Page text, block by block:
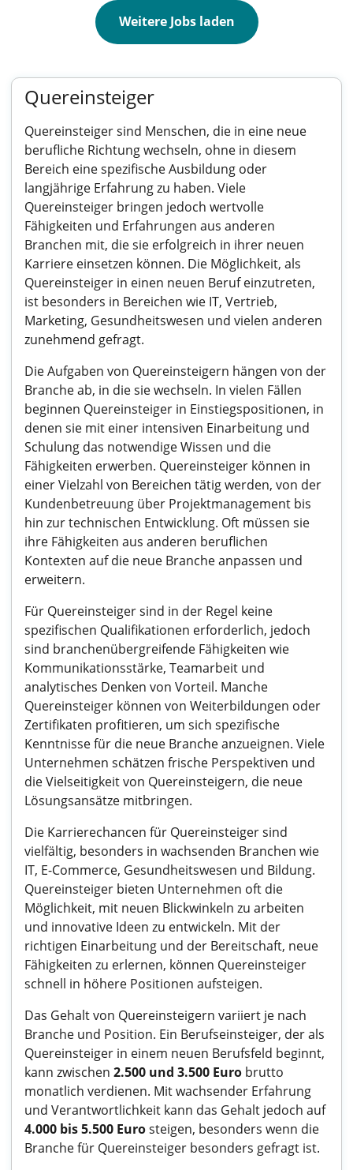
Weitere Jobs laden
Quereinsteiger
Quereinsteiger sind Menschen, die in eine neue
berufliche Richtung wechseln, ohne in diesem
Bereich eine spezifische Ausbildung oder
langjährige Erfahrung zu haben. Viele
Quereinsteiger bringen jedoch wertvolle
Fähigkeiten und Erfahrungen aus anderen
Branchen mit, die sie erfolgreich in ihrer neuen
Karriere einsetzen können. Die Möglichkeit, als
Quereinsteiger in einen neuen Beruf einzutreten,
ist besonders in Bereichen wie IT, Vertrieb,
Marketing, Gesundheitswesen und vielen anderen
zunehmend gefragt.
Die Aufgaben von Quereinsteigern hängen von der
Branche ab, in die sie wechseln. In vielen Fällen
beginnen Quereinsteiger in Einstiegspositionen, in
denen sie mit einer intensiven Einarbeitung und
Schulung das notwendige Wissen und die
Fähigkeiten erwerben. Quereinsteiger können in
einer Vielzahl von Bereichen tätig werden, von der
Kundenbetreuung über Projektmanagement bis
hin zur technischen Entwicklung. Oft müssen sie
ihre Fähigkeiten aus anderen beruflichen
Kontexten auf die neue Branche anpassen und
erweitern.
Für Quereinsteiger sind in der Regel keine
spezifischen Qualifikationen erforderlich, jedoch
sind branchenübergreifende Fähigkeiten wie
Kommunikationsstärke, Teamarbeit und
analytisches Denken von Vorteil. Manche
Quereinsteiger können von Weiterbildungen oder
Zertifikaten profitieren, um sich spezifische
Kenntnisse für die neue Branche anzueignen. Viele
Unternehmen schätzen frische Perspektiven und
die Vielseitigkeit von Quereinsteigern, die neue
Lösungsansätze mitbringen.
Die Karrierechancen für Quereinsteiger sind
vielfältig, besonders in wachsenden Branchen wie
IT, E-Commerce, Gesundheitswesen und Bildung.
Quereinsteiger bieten Unternehmen oft die
Möglichkeit, mit neuen Blickwinkeln zu arbeiten
und innovative Ideen zu entwickeln. Mit der
richtigen Einarbeitung und der Bereitschaft, neue
Fähigkeiten zu erlernen, können Quereinsteiger
schnell in höhere Positionen aufsteigen.
Das Gehalt von Quereinsteigern variiert je nach
Branche und Position. Ein Berufseinsteiger, der als
Quereinsteiger in einem neuen Berufsfeld beginnt,
kann zwischen 2.500 und 3.500 Euro brutto
monatlich verdienen. Mit wachsender Erfahrung
und Verantwortlichkeit kann das Gehalt jedoch auf
4.000 bis 5.500 Eurosteigen, besonders wenn die
Branche für Quereinsteiger besonders gefragt ist.